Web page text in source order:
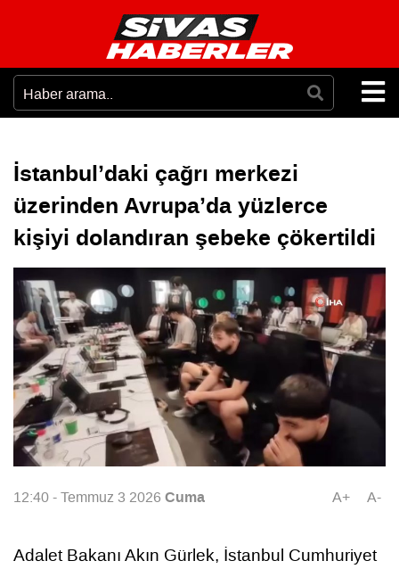
İstanbul’daki çağrı merkezi
üzerinden Avrupa’da yüzlerce
kişiyi dolandıran şebeke çökertildi
12:40 - Temmuz 3 2026 Cuma A+ A-
Adalet Bakanı Akın Gürlek, İstanbul Cumhuriyet